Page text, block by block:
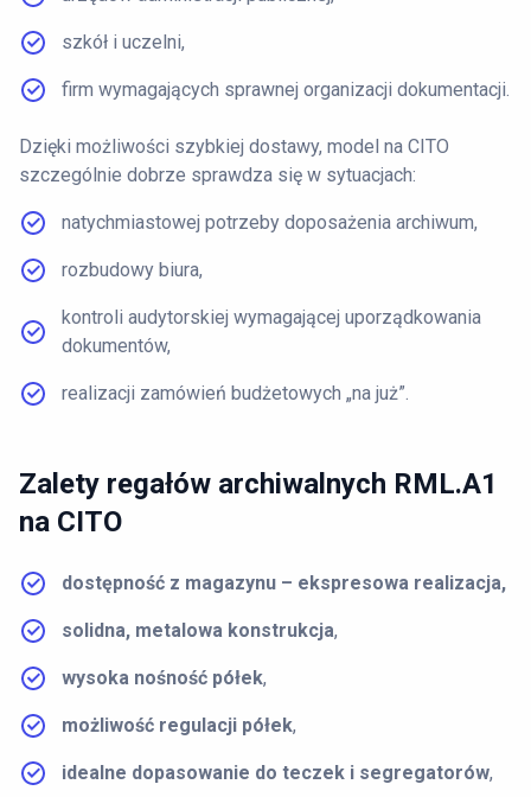
szkół i uczelni,
firm wymagających sprawnej organizacji dokumentacji.
Dzięki możliwości szybkiej dostawy, model na CITO
szczególnie dobrze sprawdza się w sytuacjach:
natychmiastowej potrzeby doposażenia archiwum,
rozbudowy biura,
kontroli audytorskiej wymagającej uporządkowania
dokumentów,
realizacji zamówień budżetowych „na już”.
Zalety regałów archiwalnych RML.A1
na CITO
dostępność z magazynu – ekspresowa realizacja,
solidna, metalowa konstrukcja,
wysoka nośność półek,
możliwość regulacji półek,
idealne dopasowanie do teczek i segregatorów,